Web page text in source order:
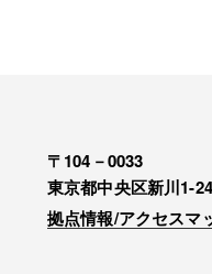
〒104－0033
東京都中央区新川1-
拠点情報/アクセスマ